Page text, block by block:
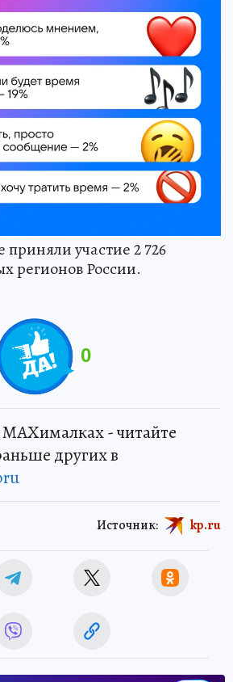
участие 2 726
регионов России.
0
- читайте
других в
Источник: kp.ru